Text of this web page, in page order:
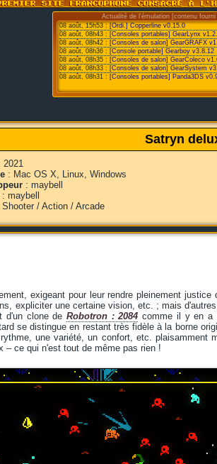
Actualité de l'émulation [contenu fourni
08 août, 15h53 :[Ordi.] Copperline v0.15.0
08 août, 08h43 : [Consoles portables] GearLynx
08 août, 08h42 : [Consoles de salon] GearGRAFX
08 août, 08h36 : [Console portable] Gearboy v3.8.12
08 août, 08h35 : [Consoles de salon] GearColeco
08 août, 08h33 : [Consoles de salon] GearSystem
08 août, 08h31 : [Consoles portables] Panda3DS
Satryn
2021
: Mac OS X, Linux, Windows
: maybell
: maybell
Shooter / Action / Arcade
exigeant pour leur rendre pleinement
expliciter une certaine vision, etc. ; mais
d'un clone de Robotron : 2084 comme il y en a
se distingue en restant très fidèle à la borne
une variété, un confort, etc. plaisamment
– ce qui n'est tout de même pas rien !